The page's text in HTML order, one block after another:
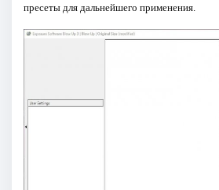
пресеты для дальнейшего применения.